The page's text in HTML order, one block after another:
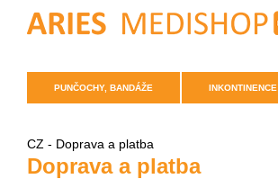
PUNČOCHY, BANDÁŽE INKONTINENCE
CZ - Doprava a platba
Doprava a platba